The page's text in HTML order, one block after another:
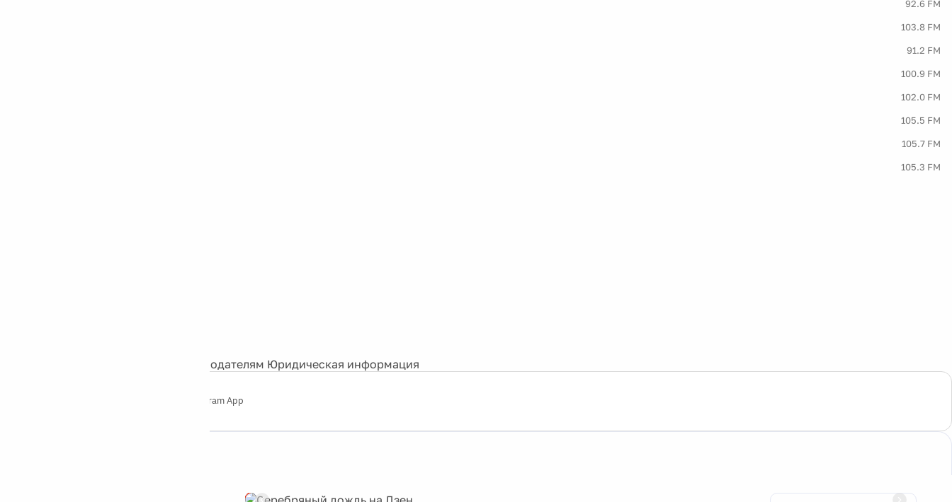
92.6 FM
103.8 FM
91.2 FM
100.9 FM
102.0 FM
105.5 FM
105.7 FM
105.3 FM
Рекламодателям Юридическая информация
Telegram App